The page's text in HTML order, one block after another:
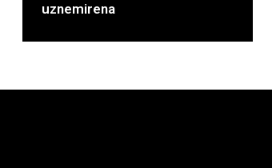
uznemirena